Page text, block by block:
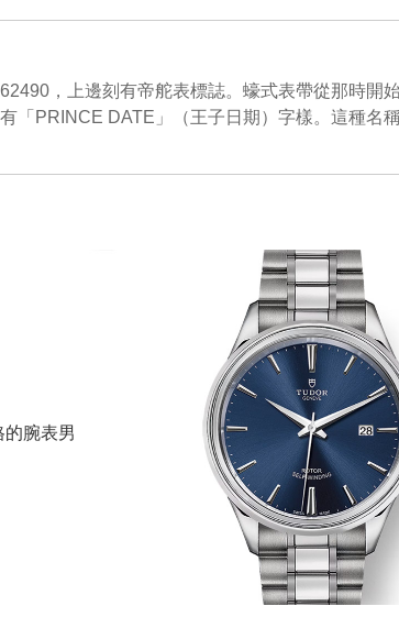
，上邊刻有帝舵表標誌。蠔式表帶從那時開
「PRINCE DATE」（王子日期）字樣。這種名
腕表男